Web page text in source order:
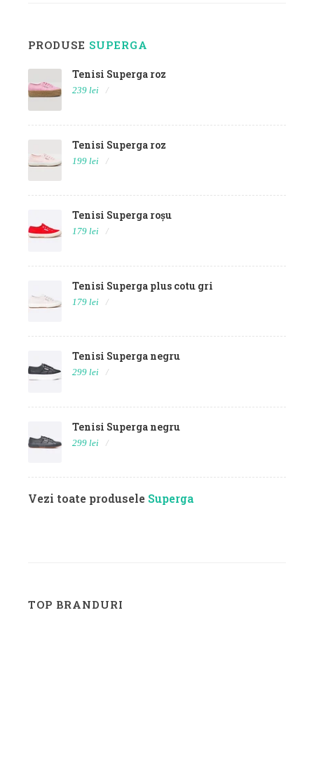
PRODUSE SUPERGA
Tenisi Superga roz
239 lei
Tenisi Superga roz
199 lei
Tenisi Superga roșu
179 lei
Tenisi Superga plus cotu gri
179 lei
Tenisi Superga negru
299 lei
Tenisi Superga negru
299 lei
Vezi toate produsele Superga
TOP BRANDURI